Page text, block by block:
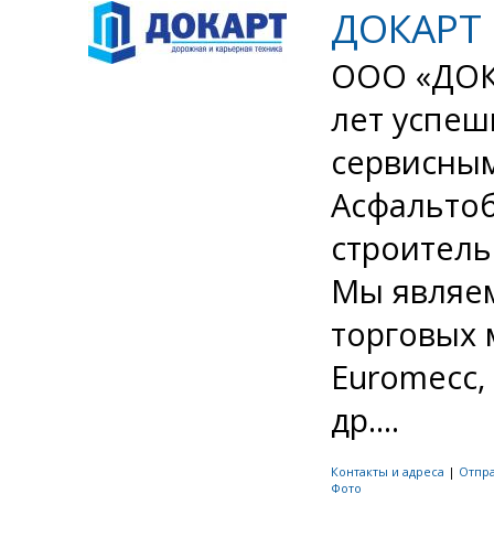
ДОКАРТ
ООО
лет
Мы
торговых
др....
Контакты и адреса |
Фото